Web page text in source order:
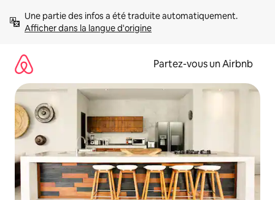
directement
Afficher dans la langue d'origine
Partez-vous un Airbnb